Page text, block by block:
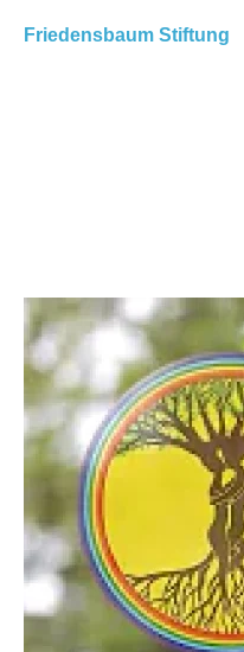
Friedensbaum Stiftung